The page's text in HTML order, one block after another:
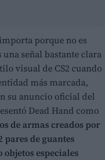
porque no es
señal bastante clara
visual de CS2 cuando
más marcada,
su anuncio oficial del
Dead Hand como
de armas creados por
pares de guantes
especiales